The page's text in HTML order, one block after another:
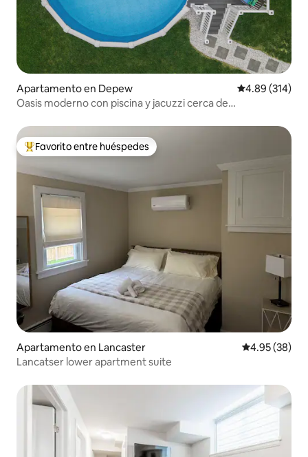
Apartamento en Depew Calificación
4.89 (314)
Oasis moderno con piscina y jacuzzi cerca de
Favorito entre huéspedes preferido
Favorito entre huéspedes
Apartamento en Lancaster Calificación
4.95 (38)
Lancatser lower apartment suite